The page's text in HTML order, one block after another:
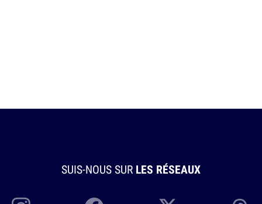
SUIS-NOUS SUR LES RÉSEAUX